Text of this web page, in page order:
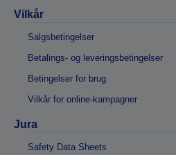
Vilkår
Salgsbetingelser
Betalings- og leveringsbetingelser
Betingelser for brug
Vilkår for online-kampagner
Jura
Safety Data Sheets